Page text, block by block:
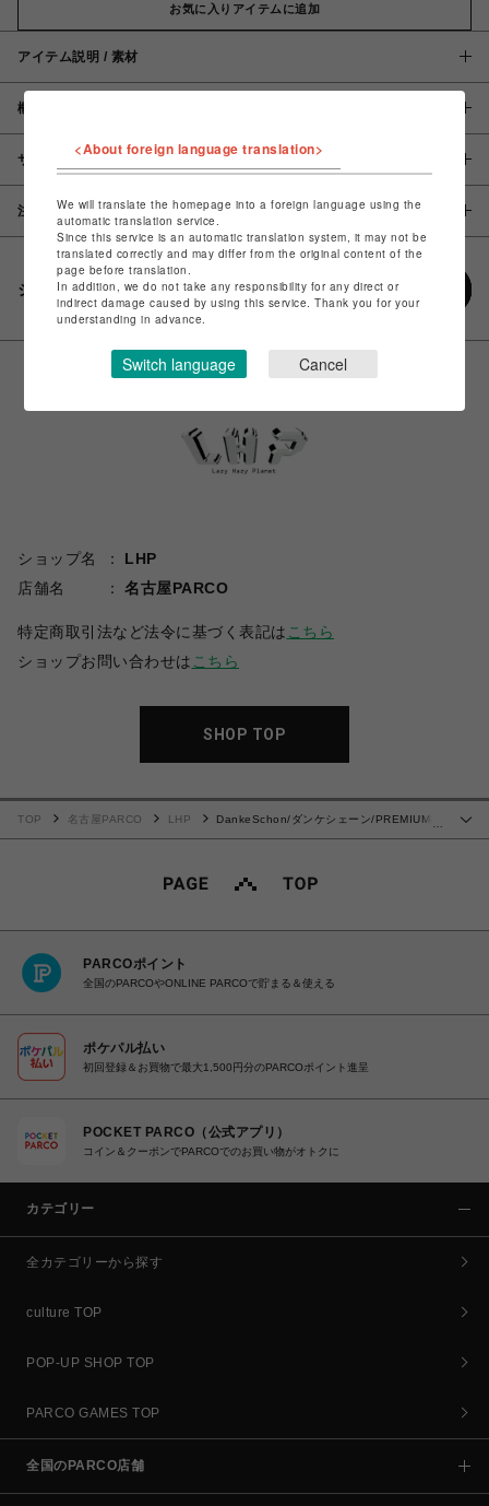
お気に入りアイテムに追加
アイテム説明 / 素材
概要
サイズ
注意事項
シェアする
ショップ名
LHP
店舗名
名古屋PARCO
特定商取引法など法令に基づく表記は こちら
ショップお問い合わせは こちら
SHOP TOP
…
TOP 名古屋PARCO LHP
DankeSchon/ダンケシェーン/PREMIUM撥
PARCOポイント
全国のPARCOやONLINE PARCOで貯まる＆使える
ポケパル払い
初回登録＆お買物で最大1,500円分のPARCOポイント進呈
POCKET PARCO（公式アプリ）
コイン＆クーポンでPARCOでのお買い物がオトクに
カテゴリー
全カテゴリーから探す
culture TOP
POP-UP SHOP TOP
PARCO GAMES TOP
全国のPARCO店舗
<About foreign language translation>
We will translate the homepage into a foreign language using the
automatic translation service.
Since this service is an automatic translation system, it may not be
translated correctly and may differ from the original content of the
page before translation.
In addition, we do not take any responsibility for any direct or
indirect damage caused by using this service. Thank you for your
understanding in advance.
Switch language Cancel